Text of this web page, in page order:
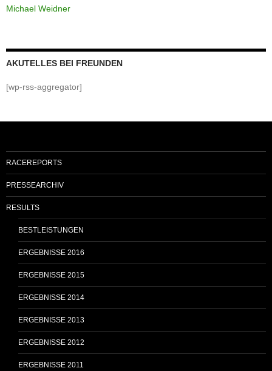
Michael Weidner
AKUTELLES BEI FREUNDEN
[wp-rss-aggregator]
RACEREPORTS
PRESSEARCHIV
RESULTS
BESTLEISTUNGEN
ERGEBNISSE 2016
ERGEBNISSE 2015
ERGEBNISSE 2014
ERGEBNISSE 2013
ERGEBNISSE 2012
ERGEBNISSE 2011